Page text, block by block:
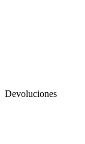
Devoluciones